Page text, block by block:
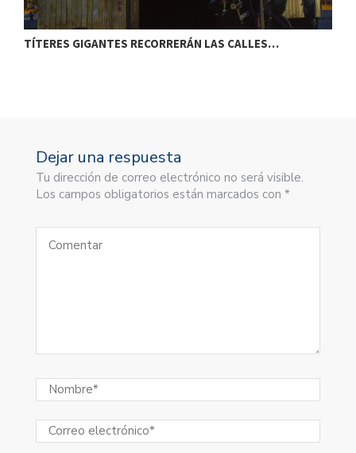
TÍTERES GIGANTES RECORRERÁN LAS CALLES…
Dejar una respuesta
Tu dirección de correo electrónico no será visible.
Los campos obligatorios están marcados con *